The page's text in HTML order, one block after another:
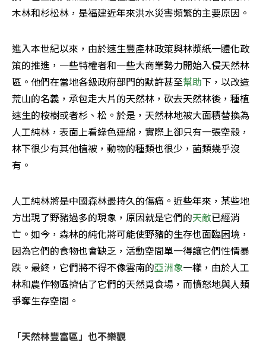
木林和杉松林，是福建近年來洪水災害頻繁的主要原因。
進入本世紀以來，由於速生豐產林政策與林漿紙一體化政
策的推進，一些特權者和一些大商業勢力開始入侵天然林
區。他們在當地各級政府部門的默許甚至幫助下，以改造
荒山的名義，承包走大片的天然林，砍去天然林後，種植
速生的桉樹或者杉、松。於是，天然林地被大面積替換為
人工純林，表面上看綠色連綿，實際上卻只有一張空殼，
林下很少有其他植被，動物的種類也很少，菌類幾乎沒
有。
人工純林將是中國森林最持久的傷痛。近些年來，某些地
方出現了野豬過多的現象，原因就是它們的天敵已經消
亡。如今，森林的純化將可能使野豬的生存也面臨困境，
因為它們的食物也會缺乏，活動空間單一得讓它們性情暴
跌。最終，它們將不得不像雲南的亞洲象一樣，由於人工
林和農作物區擠佔了它們的天然覓食場，而憤怒地與人類
爭奪生存空間。
「天然林豐富區」也不樂觀